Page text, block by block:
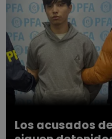
Los acusados